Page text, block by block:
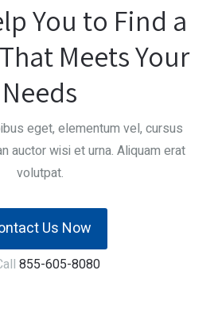
You to Find a
Meets Your
Needs
eget, elementum vel, cursus
auctor wisi et urna. Aliquam erat
volutpat.
Us Now
855-605-8080